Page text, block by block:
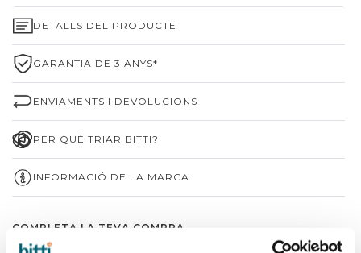
DETALLS DEL PRODUCTE
GARANTIA DE 3 ANYS*
ENVIAMENTS I DEVOLUCIONS
PER QUÈ TRIAR BITTI?
INFORMACIÓ DE LA MARCA
COMPLETA LA TEVA COMPRA